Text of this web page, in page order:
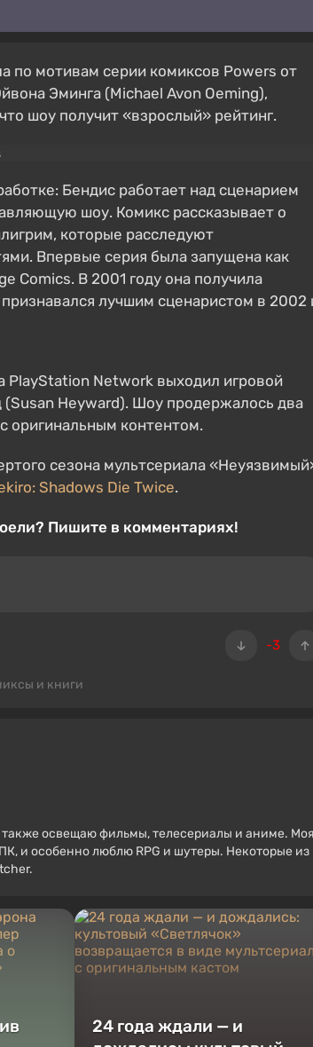
по мотивам серии комиксов Powers от
Эминга (Michael Avon Oeming),
шоу получит «взрослый» рейтинг.
Бендис работает над сценарием
шоу. Комикс рассказывает о
которые расследуют
Впервые серия была запущена как
Comics. В 2001 году она получила
лучшим сценаристом в 2002
PlayStation Network выходил игровой
Heyward). Шоу продержалось два
оригинальным контентом.
сезона мультсериала
Shadows Die Twice.
Пишите в комментариях!
-3
и книги
также освещаю фильмы, телесериалы и аниме.
и особенно люблю RPG и шутеры. Некоторые из
24 года ждали — и